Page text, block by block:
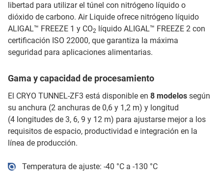
libertad para utilizar el túnel con nitrógeno líquido o
dióxido de carbono. Air Liquide ofrece nitrógeno líquido
ALIGAL™ FREEZE 1 y CO2 líquido ALIGAL™ FREEZE 2 con
certificación ISO 22000, que garantiza la máxima
seguridad para aplicaciones alimentarias.
Gama y capacidad de procesamiento
El CRYO TUNNEL-ZF3 está disponible en 8 modelos según
su anchura (2 anchuras de 0,6 y 1,2 m) y longitud
(4 longitudes de 3, 6, 9 y 12 m) para ajustarse mejor a los
requisitos de espacio, productividad e integración en la
línea de producción.
Temperatura de ajuste: -40 °C a -130 °C